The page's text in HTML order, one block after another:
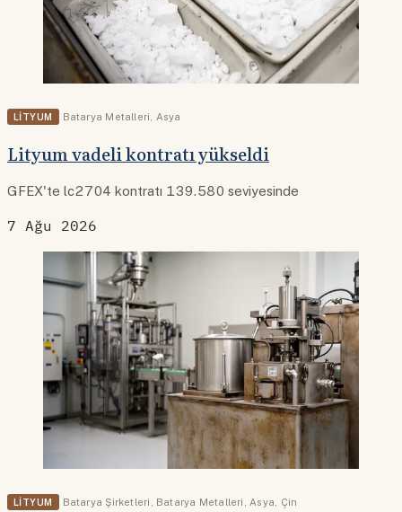
LITYUM Batarya Metalleri, Asya
Lityum vadeli kontratı yükseldi
GFEX'te lc2704 kontratı 139.580 seviyesinde
7 Ağu 2026
LITYUM Batarya Şirketleri Batarya Metalleri Asya Çin